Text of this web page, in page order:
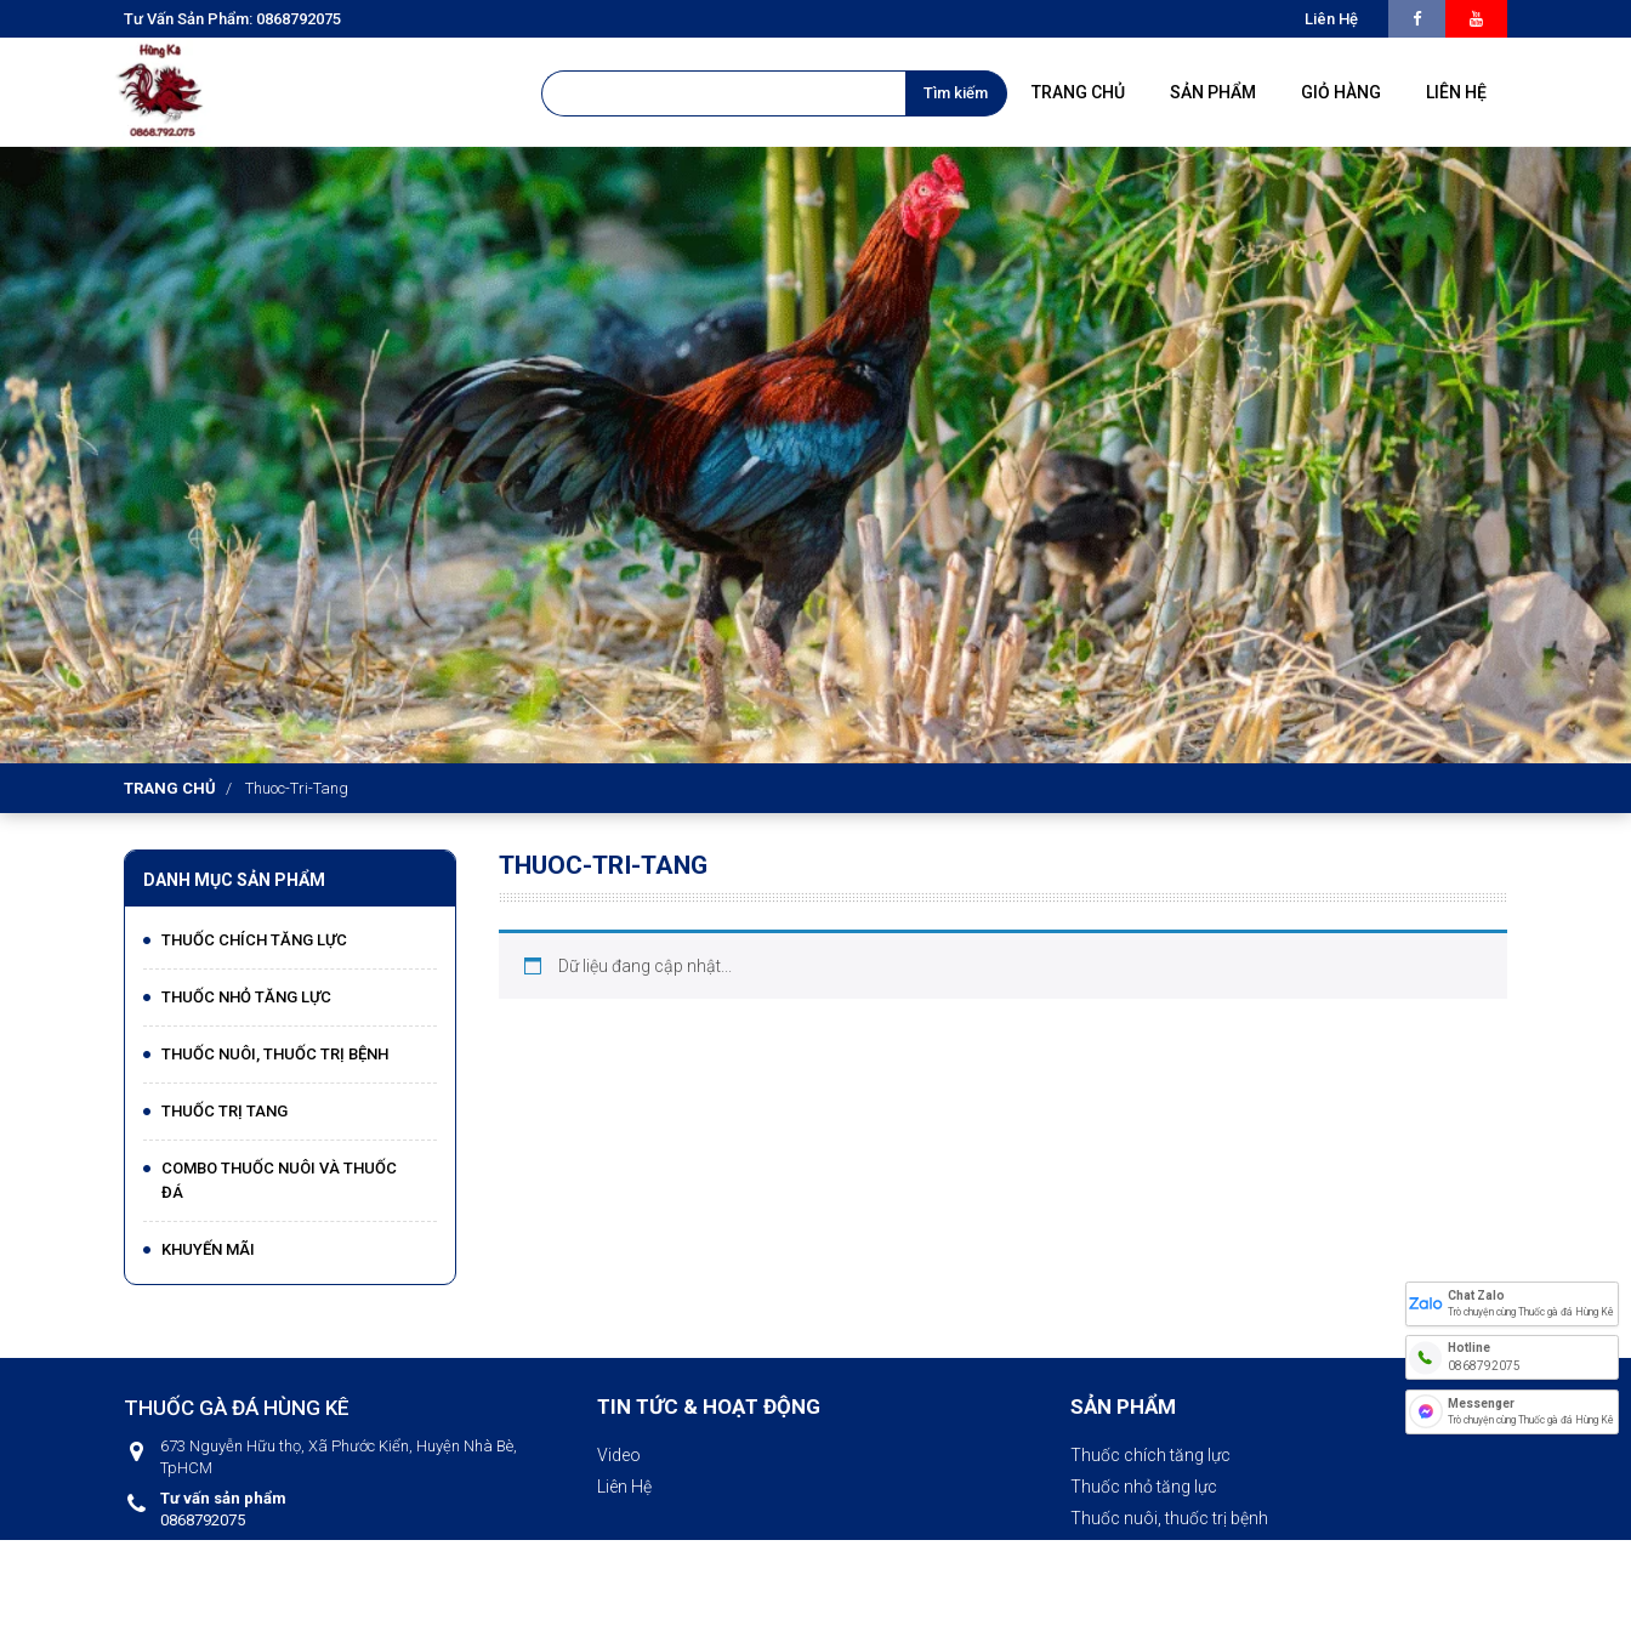
Tư Vấn Sản Phẩm: 0868792075 Liên Hệ
TÌM
KIẾM
CHO:
TRANG CHỦ SẢN PHẨM GIỎ HÀNG LIÊN HỆ
TRANG CHỦ Thuoc-Tri-Tang
DANH MỤC SẢN PHẨM
THUỐC CHÍCH TĂNG LỰC
THUỐC NHỎ TĂNG LỰC
THUỐC NUÔI, THUỐC TRỊ BỆNH​
THUỐC TRỊ TANG
COMBO THUỐC NUÔI VÀ THUỐC
ĐÁ
KHUYẾN MÃI
THUOC-TRI-TANG
Dữ liệu đang cập nhật...
TIN TỨC & HOẠT ĐỘNG
Video
Liên Hệ
SẢN PHẨM
Thuốc chích tăng lực
Thuốc nhỏ tăng lực
Thuốc nuôi, thuốc trị bệnh​
THUỐC GÀ ĐÁ HÙNG KÊ
673 Nguyễn Hữu thọ, Xã Phước Kiển, Huyện Nhà Bè,
TpHCM
Tư vấn sản phẩm
0868792075
Chat Zalo
Trò chuyện cùng Thuốc gà đá Hùng Kê
Hotline
0868792075
Messenger
Trò chuyện cùng Thuốc gà đá Hùng Kê